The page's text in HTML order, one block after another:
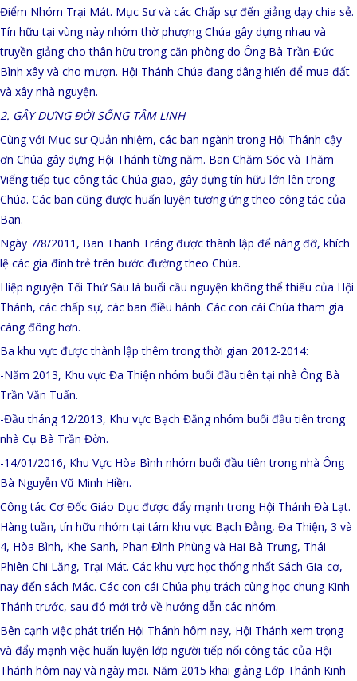
Điểm Nhóm Trại Mát. Mục Sư và các Chấp sự đến giảng dạy chia sẻ.
Tín hữu tại vùng này nhóm thờ phượng Chúa gây dựng nhau và
truyền giảng cho thân hữu trong căn phòng do Ông Bà Trần Đức
Bình xây và cho mượn. Hội Thánh Chúa đang dâng hiến để mua đất
và xây nhà nguyện.
2. GÂY DỰNG ĐỜI SỐNG TÂM LINH
Cùng với Mục sư Quản nhiệm, các ban ngành trong Hội Thánh cậy
ơn Chúa gây dựng Hội Thánh từng năm. Ban Chăm Sóc và Thăm
Viếng tiếp tục công tác Chúa giao, gây dựng tín hữu lớn lên trong
Chúa. Các ban cũng được huấn luyện tương ứng theo công tác của
Ban.
Ngày 7/8/2011, Ban Thanh Tráng được thành lập để nâng đỡ, khích
lệ các gia đình trẻ trên bước đường theo Chúa.
Hiệp nguyện Tối Thứ Sáu là buổi cầu nguyện không thể thiếu của Hội
Thánh, các chấp sự, các ban điều hành. Các con cái Chúa tham gia
càng đông hơn.
Ba khu vực được thành lập thêm trong thời gian 2012-2014:
-Năm 2013, Khu vực Đa Thiện nhóm buổi đầu tiên tại nhà Ông Bà
Trần Văn Tuấn.
-Đầu tháng 12/2013, Khu vực Bạch Đằng nhóm buổi đầu tiên trong
nhà Cụ Bà Trần Đờn.
-14/01/2016, Khu Vực Hòa Bình nhóm buổi đầu tiên trong nhà Ông
Bà Nguyễn Vũ Minh Hiền.
Công tác Cơ Đốc Giáo Dục được đẩy mạnh trong Hội Thánh Đà Lạt.
Hàng tuần, tín hữu nhóm tại tám khu vực Bạch Đằng, Đa Thiện, 3 và
4, Hòa Bình, Khe Sanh, Phan Đình Phùng và Hai Bà Trưng, Thái
Phiên Chi Lăng, Trại Mát. Các khu vực học thống nhất Sách Gia-cơ,
nay đến sách Mác. Các con cái Chúa phụ trách cùng học chung Kinh
Thánh trước, sau đó mới trở về hướng dẫn các nhóm.
Bên cạnh việc phát triển Hội Thánh hôm nay, Hội Thánh xem trọng
và đẩy mạnh việc huấn luyện lớp người tiếp nối công tác của Hội
Thánh hôm nay và ngày mai. Năm 2015 khai giảng Lớp Thánh Kinh